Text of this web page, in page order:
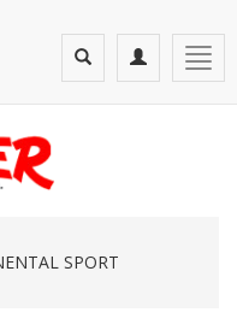
Toggle
navigation
Toggle
search
SPORT